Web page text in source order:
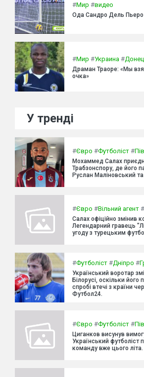
#Мир #видео
Ода Сандро Дель Пьеро
#Мир #Украина #
Драман Траоре: «Мы
очка»
У тренді
#Євро #Футболіст #
Мохаммед Салах
Трабзонспору, де його
Руслан Маліновський
#Євро #Вільний агент #
Салах офіційно змінив
Легендарний гравець
угоду з турецьким
#Футболіст #Дніпро #
Український воротар
Білорусі, оскільки його
спробі втечі з країни
Футбол24.
#Євро #Футболіст #
Циганков висунув
Український футболіст
команду вже цього літа.